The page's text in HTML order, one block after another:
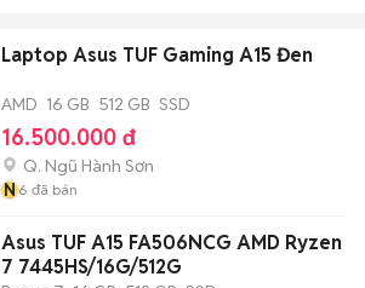
Laptop Asus TUF Gaming A15 Đen
AMD 16 GB 512 GB SSD
16.500.000 đ
Q. Ngũ Hành Sơn
N6 đã bán
Asus TUF A15 FA506NCG AMD Ryzen
7 7445HS/16G/512G